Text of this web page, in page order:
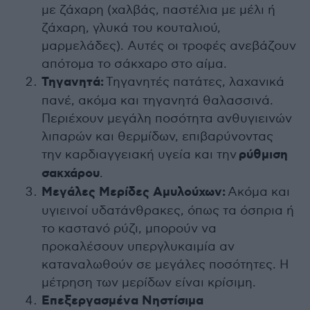
με ζάχαρη (χαλβάς, παστέλια με μέλι ή
ζάχαρη, γλυκά του κουταλιού,
μαρμελάδες). Αυτές οι τροφές ανεβάζουν
απότομα το σάκχαρο στο αίμα.
Τηγανητά:Τηγανητές πατάτες, λαχανικά
πανέ, ακόμα και τηγανητά θαλασσινά.
Περιέχουν μεγάλη ποσότητα ανθυγιεινών
λιπαρών και θερμίδων, επιβαρύνοντας
την καρδιαγγειακή υγεία και την ρύθμιση
σακχάρου.
Μεγάλες Μερίδες Αμυλούχων: Ακόμα και
υγιεινοί υδατάνθρακες, όπως τα όσπρια ή
το καστανό ρύζι, μπορούν να
προκαλέσουν υπεργλυκαιμία αν
καταναλωθούν σε μεγάλες ποσότητες. Η
μέτρηση των μερίδων είναι κρίσιμη.
Επεξεργασμένα Νηστίσιμα